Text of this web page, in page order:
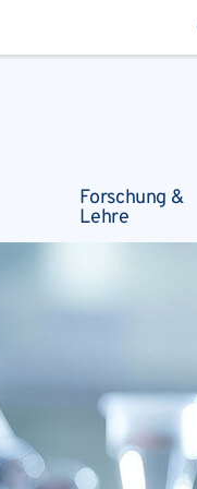
Forschung &
Lehre